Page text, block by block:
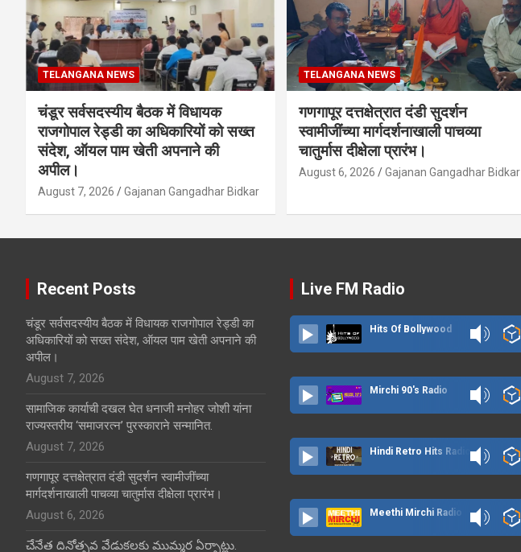
TELANGANA NEWS
चंडूर सर्वसदस्यीय बैठक में विधायक
राजगोपाल रेड्डी का अधिकारियों को सख्त
संदेश, ऑयल पाम खेती अपनाने की
अपील।
August 7, 2026 Gajanan Gangadhar Bidkar
TELANGANA NEWS
गणगापूर दत्तक्षेत्रात दंडी सुदर्शन
स्वामीजींच्या मार्गदर्शनाखाली पाचव्या
चातुर्मास दीक्षेला प्रारंभ।
August 6, 2026 Gajanan Gangadhar Bidkar
Recent Posts
चंडूर सर्वसदस्यीय बैठक में विधायक राजगोपाल रेड्डी का
अधिकारियों को सख्त संदेश, ऑयल पाम खेती अपनाने की
अपील।
August 7, 2026
सामाजिक कार्याची दखल घेत धनाजी मनोहर जोशी यांना
राज्यस्तरीय ‘समाजरत्न’ पुरस्काराने सन्मानित.
August 7, 2026
गणगापूर दत्तक्षेत्रात दंडी सुदर्शन स्वामीजींच्या
मार्गदर्शनाखाली पाचव्या चातुर्मास दीक्षेला प्रारंभ।
August 6, 2026
చేనేత దినోత్సవ వేడుకలకు ముమ్మర ఏర్పాట్లు.
Live FM Radio
Hits Of Bollywood
Mirchi 90's Radio
Hindi Retro Hits Radio
Meethi Mirchi Radio